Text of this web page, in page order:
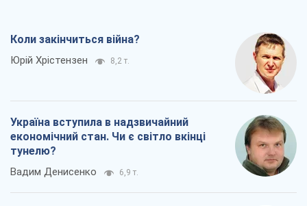
Коли закінчиться війна?
Юрій Хрістензен 8,2 т.
Україна вступила в надзвичайний
економічний стан. Чи є світло вкінці
тунелю?
Вадим Денисенко 6,9 т.